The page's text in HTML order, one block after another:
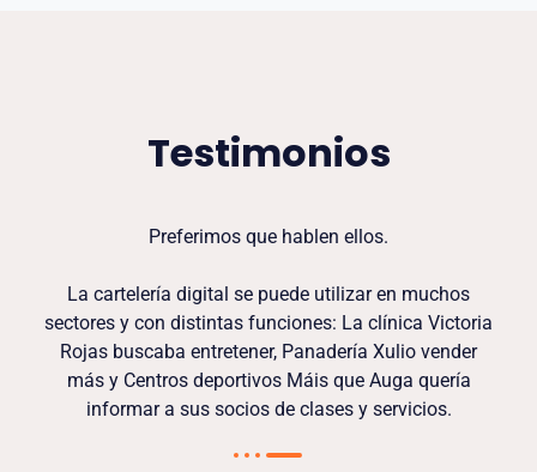
Testimonios
Preferimos que hablen ellos.
La cartelería digital se puede utilizar en muchos
sectores y con distintas funciones: La clínica Victoria
Rojas buscaba entretener, Panadería Xulio vender
más y Centros deportivos Máis que Auga quería
informar a sus socios de clases y servicios.